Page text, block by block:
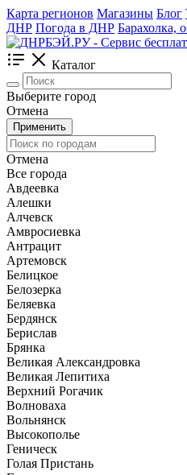
Карта регионов Магазины Блог
ДНР Погода в ДНР Барахолка,
Каталог
Выберите город
Отмена
Применить
Отмена
Все города
Авдеевка
Алешки
Алчевск
Амвросиевка
Антрацит
Артемовск
Белицкое
Белозерка
Беляевка
Бердянск
Берислав
Брянка
Великая Александровка
Великая Лепитиха
Верхний Рогачик
Волноваха
Вольнянск
Высокополье
Геническ
Голая Пристань